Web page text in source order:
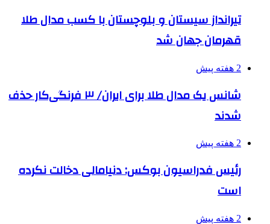
تیرانداز سیستان و بلوچستان با کسب مدال طلا
قهرمان جهان شد
2 هفته پیش
شانس یک مدال طلا برای ایران/ ۳ فرنگی‌کار حذف
شدند
2 هفته پیش
رئیس فدراسیون بوکس: دنیامالی دخالت نکرده
است
2 هفته پیش